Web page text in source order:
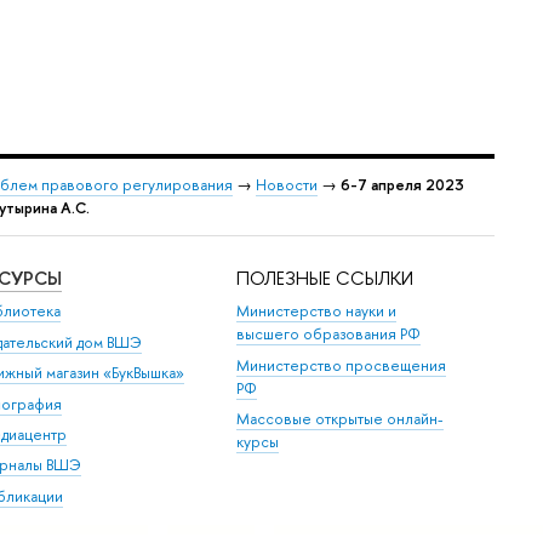
правового регулирования → Новости → 6-7 апреля 2023
А.С.
дом ВШЭ
магазин «БукВышка»
ВШЭ
ПОЛЕЗНЫЕ ССЫЛКИ
Министерство науки и
высшего образования РФ
Министерство просвещения
РФ
Массовые открытые онлайн-
курсы